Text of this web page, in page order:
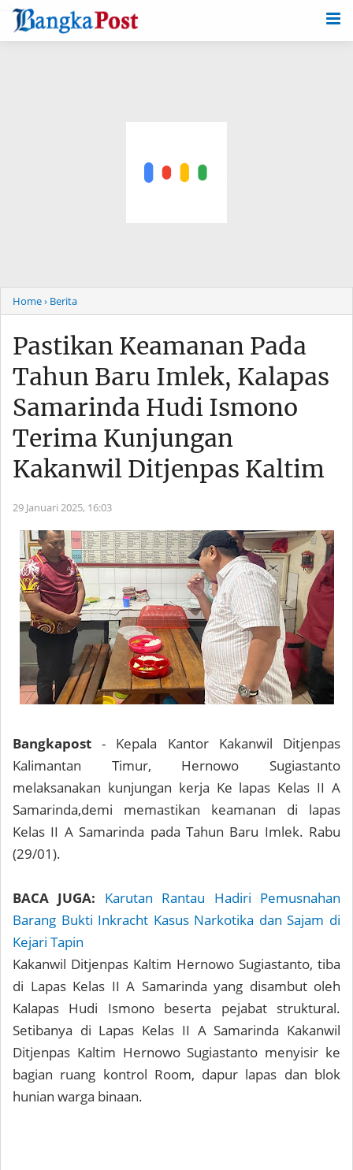
-->
Home› Berita
Pastikan Keamanan Pada
Tahun Baru Imlek, Kalapas
Samarinda Hudi Ismono
Terima Kunjungan
Kakanwil Ditjenpas Kaltim
29 Januari 2025, 16:03
Bangkapost- Kepala Kantor Kakanwil Ditjenpas
Kalimantan Timur, Hernowo Sugiastanto
melaksanakan kunjungan kerja Ke lapas Kelas II A
Samarinda,demi memastikan keamanan di lapas
Kelas II A Samarinda pada Tahun Baru Imlek. Rabu
(29/01).
BACA JUGA:
Karutan Rantau Hadiri Pemusnahan
Barang Bukti Inkracht Kasus Narkotika dan Sajam di
Kejari Tapin
Kakanwil Ditjenpas Kaltim Hernowo Sugiastanto, tiba
di Lapas Kelas II A Samarinda yang disambut oleh
Kalapas Hudi Ismono beserta pejabat struktural.
Setibanya di Lapas Kelas II A Samarinda Kakanwil
Ditjenpas Kaltim Hernowo Sugiastanto menyisir ke
bagian ruang kontrol Room, dapur lapas dan blok
hunian warga binaan.